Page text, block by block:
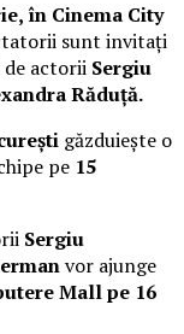
în Cinema City
sunt invitați
de actorii Sergiu
Răduță.
găzduiește o
pe 15
Sergiu
vor ajunge
Mall pe 16